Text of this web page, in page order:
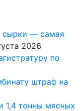
сырки — самая
2026
по
штраф на
1,4 тонны мясных